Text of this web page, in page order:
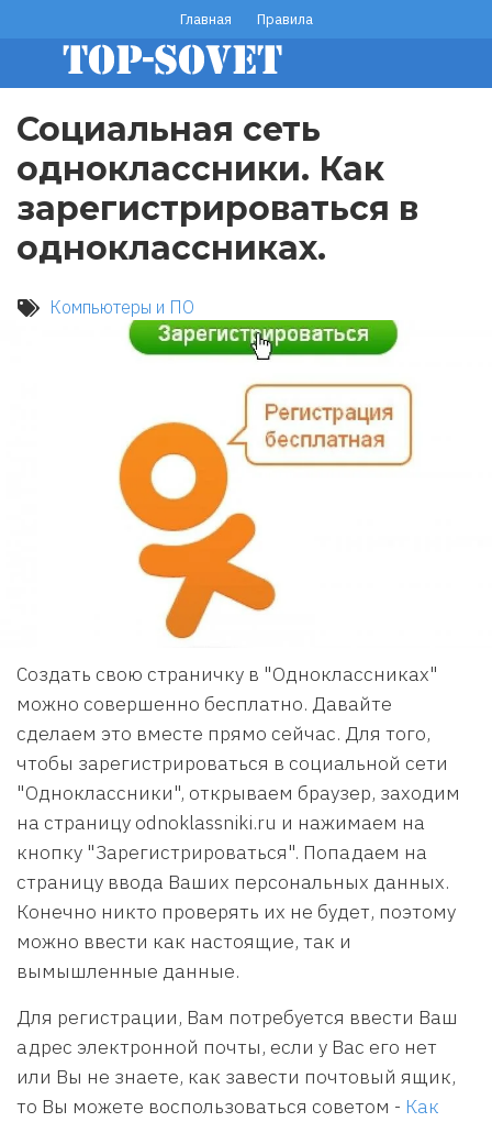
основному
содержанию
footer
menu
Главная Правила
Социальная сеть
одноклассники. Как
зарегистрироваться в
одноклассниках.
Компьютеры и ПО
Создать свою страничку в "Одноклассниках"
можно совершенно бесплатно. Давайте
сделаем это вместе прямо сейчас. Для того,
чтобы зарегистрироваться в социальной сети
"Одноклассники", открываем браузер, заходим
на страницу odnoklassniki.ru и нажимаем на
кнопку "Зарегистрироваться". Попадаем на
страницу ввода Ваших персональных данных.
Конечно никто проверять их не будет, поэтому
можно ввести как настоящие, так и
вымышленные данные.
Для регистрации, Вам потребуется ввести Ваш
адрес электронной почты, если у Вас его нет
или Вы не знаете, как завести почтовый ящик,
то Вы можете воспользоваться советом - Как